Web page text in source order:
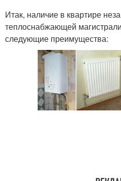
Итак, наличие в квартире
теплоснабжающей
следующие преимущества: